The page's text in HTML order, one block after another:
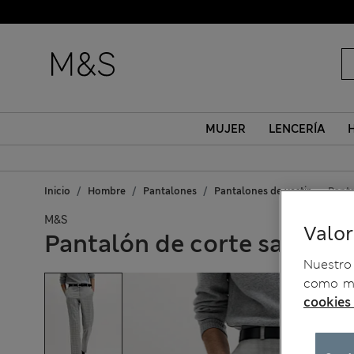
MUJER LENCERÍA
Inicio Hombre Pantalones Pantalones de vestir
M&S
Pantalón de corte sastre
como